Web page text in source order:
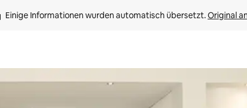
Einige Informationen wurden automatisch übersetzt. Original